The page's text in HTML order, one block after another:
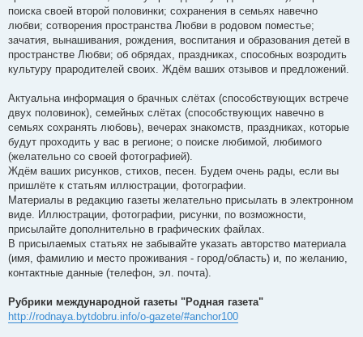
поиска своей второй половинки; сохранения в семьях навечно
любви; сотворения пространства Любви в родовом поместье;
зачатия, вынашивания, рождения, воспитания и образования детей в
пространстве Любви; об обрядах, праздниках, способных возродить
культуру прародителей своих. Ждём ваших отзывов и предложений.
Актуальна информация о брачных слётах (способствующих встрече
двух половинок), семейных слётах (способствующих навечно в
семьях сохранять любовь), вечерах знакомств, праздниках, которые
будут проходить у вас в регионе; о поиске любимой, любимого
(желательно со своей фотографией).
Ждём ваших рисунков, стихов, песен. Будем очень рады, если вы
пришлёте к статьям иллюстрации, фотографии.
Материалы в редакцию газеты желательно присылать в электронном
виде. Иллюстрации, фотографии, рисунки, по возможности,
присылайте дополнительно в графических файлах.
В присылаемых статьях не забывайте указать авторство материала
(имя, фамилию и место проживания - город/область) и, по желанию,
контактные данные (телефон, эл. почта).
Рубрики международной газеты "Родная газета"
http://rodnaya.bytdobru.info/o-gazete/#anchor100